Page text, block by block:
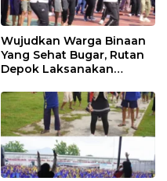
Wujudkan Warga Binaan
Yang Sehat Bugar, Rutan
Depok Laksanakan